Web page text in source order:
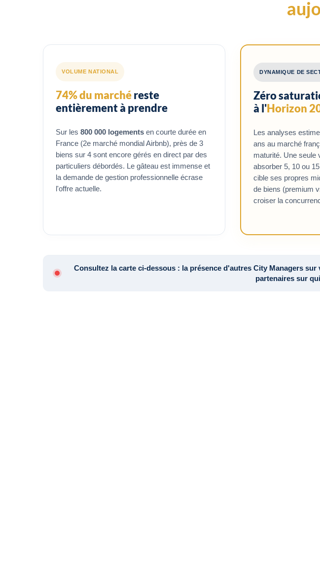
VOLUME NATIONAL
74% du marchéreste
entièrement à prendre
Sur les800 000 logements en courte durée en
France (2e marché mondial Airbnb), près de 3
biens sur 4 sont encore gérés en direct par des
particuliers débordés. Le gâteau est immense et
la demande de gestion professionnelle écrase
l'offre actuelle.
DYNAMIQUE DE
Zéro
à l'Horizon
Les analyses
ans au marché
maturité. Une seule
absorber 5, 10 ou
cible ses propres
de biens (premium
croiser la
Consultez la carte ci-dessous : la présence d'autres City Managers
partenaires sur